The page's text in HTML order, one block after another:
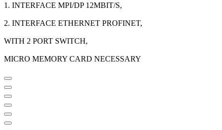
1. INTERFACE MPI/DP 12MBIT/S,
2. INTERFACE ETHERNET PROFINET,
WITH 2 PORT SWITCH,
MICRO MEMORY CARD NECESSARY